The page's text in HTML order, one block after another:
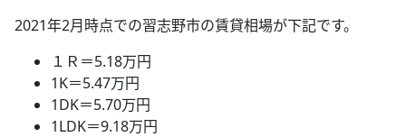
2021年2月時点での習志野市の賃貸相場が下記です。
１Ｒ＝5.18万円
1K＝5.47万円
1DK＝5.70万円
1LDK＝9.18万円